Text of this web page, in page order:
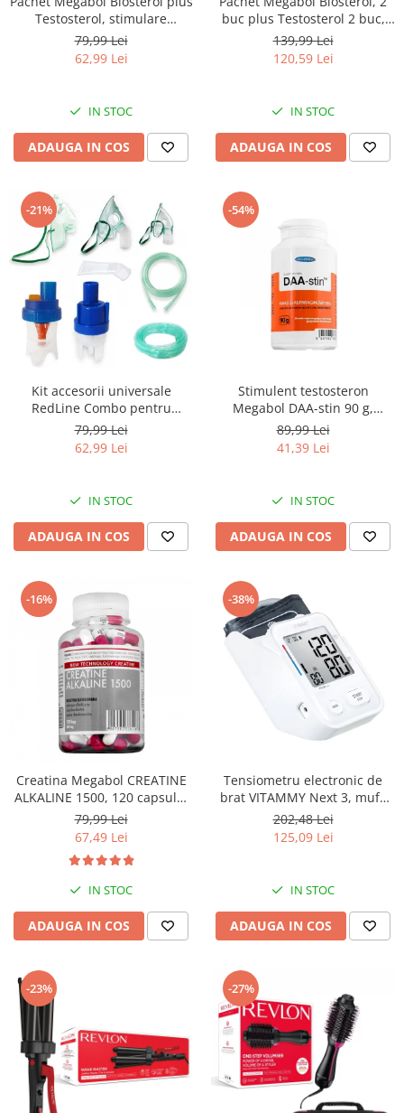
Testosterol, stimulare
testosteron si hormon de
crestere, inhibare estrogen
79,99 Lei
62,99 Lei
IN STOC
ADAUGA IN COS
buc plus Testosterol 2 buc,
stimulare testosteron si
hormon de crestere, inhibare
estrogen
139,99 Lei
120,59 Lei
IN STOC
ADAUGA IN COS
-21%
Kit accesorii universale
RedLine Combo pentru
aparatele de aerosoli cu
compresor, 2 pahare de
nebulizare, furtun 6m si 2m
79,99 Lei
62,99 Lei
IN STOC
ADAUGA IN COS
-54%
Stimulent testosteron
Megabol DAA-stin 90 g,
anabolizant pentru cresterea
masei musculare
89,99 Lei
41,39 Lei
IN STOC
ADAUGA IN COS
-16%
Creatina Megabol CREATINE
ALKALINE 1500, 120 capsule,
creatina monohidrat cu Ph
ridicat, nu este necesara faza
de incarcare
79,99 Lei
67,49 Lei
IN STOC
ADAUGA IN COS
-38%
Tensiometru electronic de
brat VITAMMY Next 3, mufa
USB, detectie miscarea
corpului, memorare 2
utilizatori, manseta 22-40 cm,
202,48 Lei
125,09 Lei
IN STOC
ADAUGA IN COS
-23% -27%